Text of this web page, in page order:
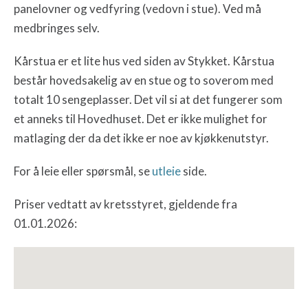
panelovner og vedfyring (vedovn i stue). Ved må
medbringes selv.
Kårstua er et lite hus ved siden av Stykket. Kårstua
består hovedsakelig av en stue og to soverom med
totalt 10 sengeplasser. Det vil si at det fungerer som
et anneks til Hovedhuset. Det er ikke mulighet for
matlaging der da det ikke er noe av kjøkkenutstyr.
For å leie eller spørsmål, seutleieside.
Priser vedtatt av kretsstyret, gjeldende fra
01.01.2026: